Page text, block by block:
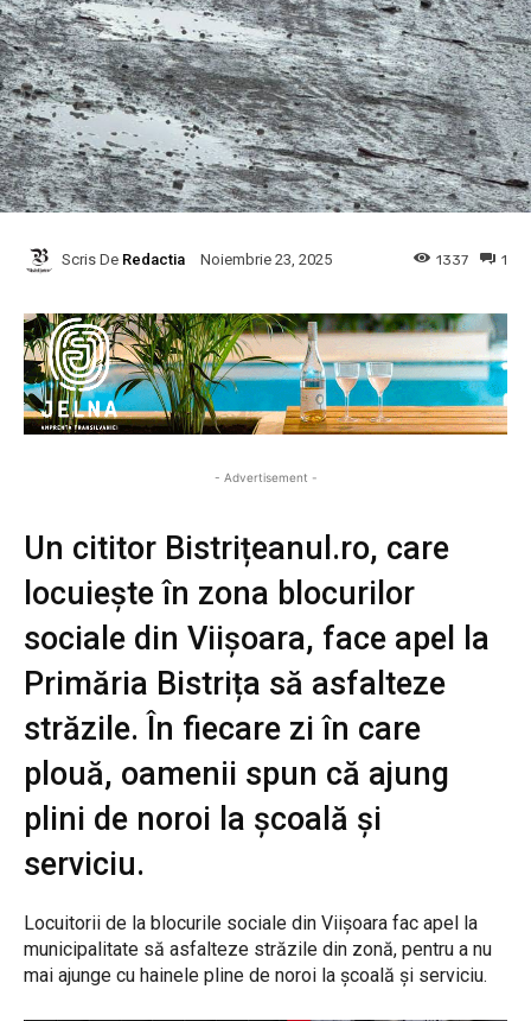
Scris De Redactia Noiembrie 23, 2025 1
1337
- Advertisement -
Un cititor Bistrițeanul.ro, care
locuiește în zona blocurilor
sociale din Viișoara, face apel la
Primăria Bistrița să asfalteze
străzile. În fiecare zi în care
plouă, oamenii spun că ajung
plini de noroi la școală și
serviciu.
Locuitorii de la blocurile sociale din Viișoara fac apel la
municipalitate să asfalteze străzile din zonă, pentru a nu
mai ajunge cu hainele pline de noroi la școală și serviciu.